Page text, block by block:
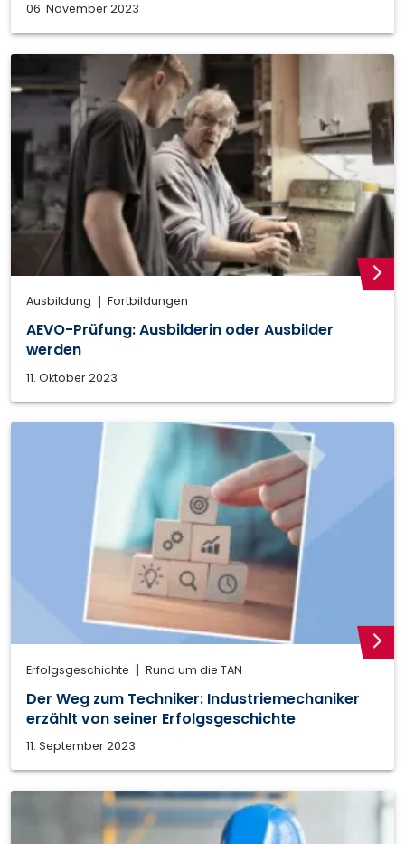
06. November 2023
Ausbildung Fortbildungen
AEVO-Prüfung: Ausbilderin oder Ausbilder
werden
11. Oktober 2023
Erfolgsgeschichte Rund um die TAN
Der Weg zum Techniker: Industriemechaniker
erzählt von seiner Erfolgsgeschichte
11. September 2023